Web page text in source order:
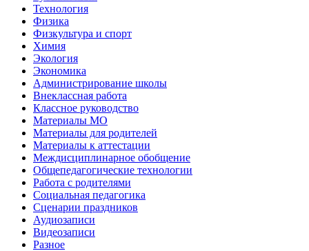
Технология
Физика
Физкультура и спорт
Химия
Экология
Экономика
Администрирование школы
Внеклассная работа
Классное руководство
Материалы МО
Материалы для родителей
Материалы к аттестации
Междисциплинарное обобщение
Общепедагогические технологии
Работа с родителями
Социальная педагогика
Сценарии праздников
Аудиозаписи
Видеозаписи
Разное